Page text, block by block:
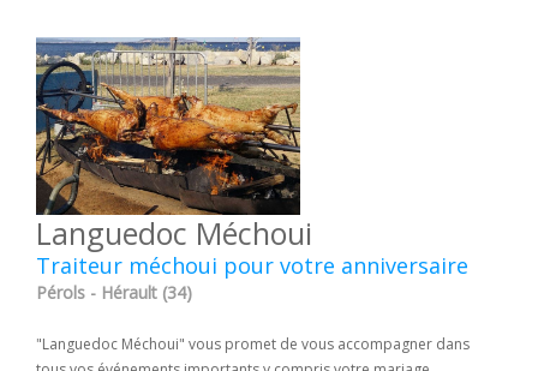
Languedoc Méchoui
Traiteur méchoui pour votre anniversaire
Pérols - Hérault (34)
"Languedoc Méchoui" vous promet de vous accompagner dans